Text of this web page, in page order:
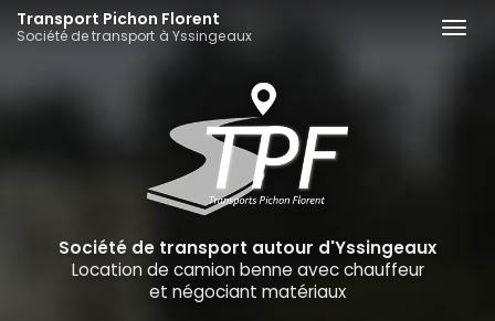
Aller
au
principal
Transport Pichon Florent
Société de transport à Yssingeaux
Société de transport autour d'Yssingeaux
Location de camion benne avec chauffeur
et négociant matériaux